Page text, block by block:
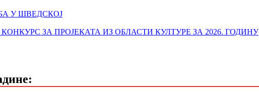
У ШВЕДСКОЈ
КОНКУРС ЗА ПРОЈЕКАТА ИЗ ОБЛАСТИ КУЛТУРЕ ЗА 2026. ГОДИНУ